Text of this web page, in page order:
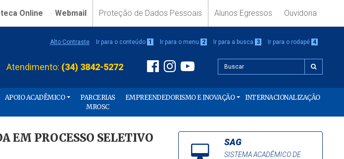
Online Webmail Proteção de Dados Pessoais Alunos Egressos Ouvidoria
Alto Contraste Ir para o conteúdo 1 Ir para o menu 2 Ir para a busca 3 Ir para o rodapé 4
Atendimento: (34) 3842-5272
APOIO ACADÊMICO
PARCERIAS
MROSC
EMPREENDEDORISMO E INOVAÇÃO INTERNACIONALIZAÇÃO
EM PROCESSO SELETIVO
SAG
SISTEMA ACADÊMICO DE